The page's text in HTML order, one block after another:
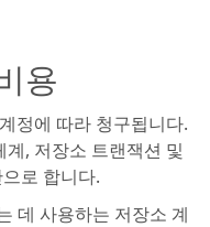
용
정에 따라 청구됩니다.
, 저장소 트랜잭션 및
로 합니다.
데 사용하는 저장소 계